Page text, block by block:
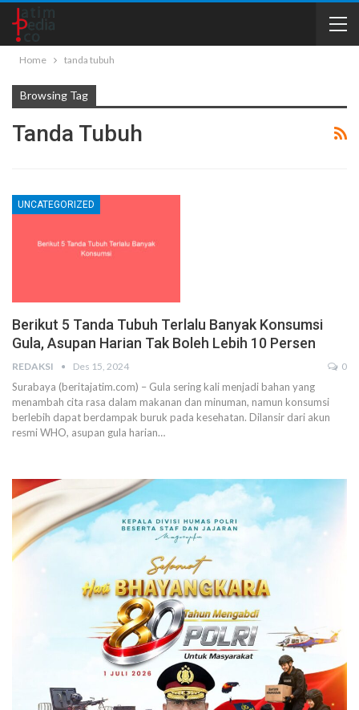
Home tanda tubuh
Browsing Tag
Tanda Tubuh
UNCATEGORIZED
Berikut 5 Tanda Tubuh Terlalu Banyak Konsumsi
Gula, Asupan Harian Tak Boleh Lebih 10 Persen
REDAKSI Des 15, 2024 0
Surabaya (beritajatim.com) – Gula sering kali menjadi bahan yang
menambah cita rasa dalam makanan dan minuman, namun konsumsi
berlebih dapat berdampak buruk pada kesehatan. Dilansir dari akun
resmi WHO, asupan gula harian…